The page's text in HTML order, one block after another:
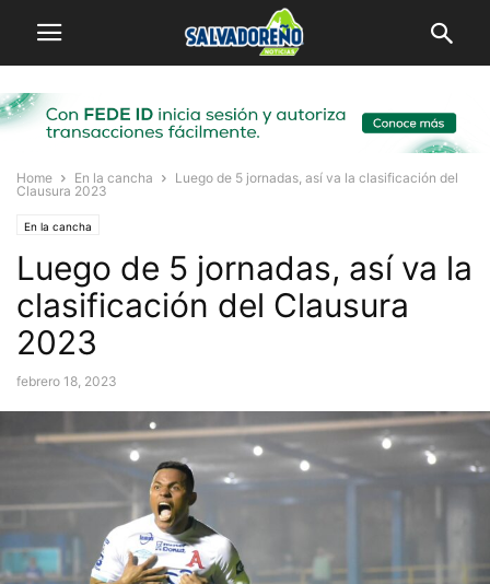
Home En la cancha
Luego de 5 jornadas, así va la clasificación del
Clausura 2023
En la cancha
Luego de 5 jornadas, así va la
clasificación del Clausura
2023
febrero 18, 2023